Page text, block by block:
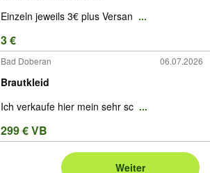
Einzeln jeweils 3€ plus Versan ...
3 €
Bad Doberan 06.07.2026
Brautkleid
Ich verkaufe hier mein sehr sc ...
299 € VB
Weiter